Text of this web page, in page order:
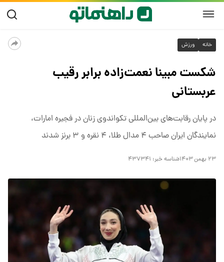
خانه ورزش
شکست مبینا نعمت‌زاده برابر رقیب
عربستانی
در پایان رقابت‌های بین‌المللی تکواندوی زنان در فجیره امارات،
نمایندگان ایران صاحب ۴ مدال طلا، ۴ نقره و ۳ برنز شدند
۲۳ بهمن ۱۴۰۳ شناسه خبر: ۴۳۷۳۴۱